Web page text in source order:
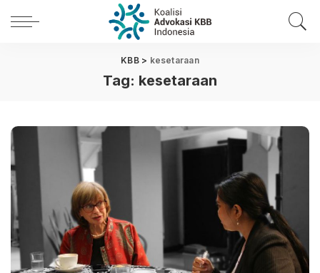
KBB> kesetaraan
Tag: kesetaraan